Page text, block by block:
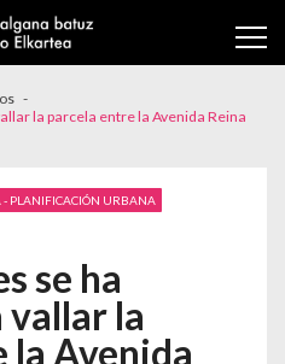
la parcela entre la Avenida Reina
- PLANIFICACIÓN URBANA
se ha
vallar la
la Avenida